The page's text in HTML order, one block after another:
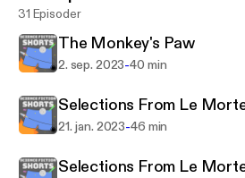
best friends and fly away in
sunset.
31 Episoder
The Monkey's Paw
2. sep. 2023-40 min
Selections From Le
21. jan. 2023-46 min
Selections From Le